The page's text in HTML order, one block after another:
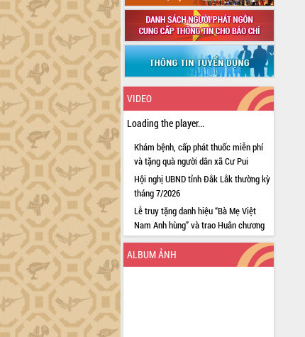
VIDEO
Loading the player...
Khám bệnh, cấp phát thuốc miễn phí
và tặng quà người dân xã Cư Pui
Hội nghị UBND tỉnh Đắk Lắk thường kỳ
tháng 7/2026
Lễ truy tặng danh hiệu “Bà Mẹ Việt
Nam Anh hùng” và trao Huân chương
Lao động
UBND tỉnh Đắk Lắk triển khai nhiệm
vụ 6 tháng cuối năm 2026
ALBUM ẢNH